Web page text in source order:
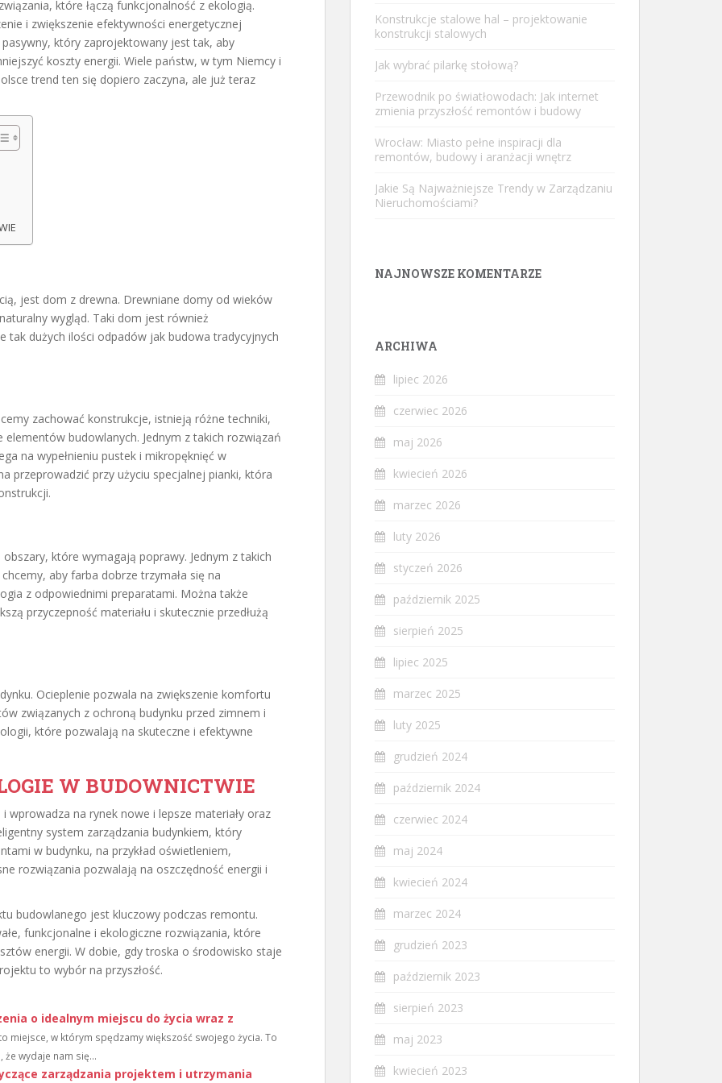
które łączą funkcjonalność z ekologią.
i zwiększenie efektywności energetycznej
który zaprojektowany jest tak, aby
koszty energii. Wiele państw, w tym Niemcy i
trend ten się dopiero zaczyna, ale już teraz
jest dom z drewna. Drewniane domy od wieków
wygląd. Taki dom jest również
tak dużych ilości odpadów jak budowa tradycyjnych
zachować konstrukcje, istnieją różne techniki,
budowlanych. Jednym z takich rozwiązań
na wypełnieniu pustek i mikropęknięć w
przeprowadzić przy użyciu specjalnej pianki, która
które wymagają poprawy. Jednym z takich
aby farba dobrze trzymała się na
z odpowiednimi preparatami. Można także
przyczepność materiału i skutecznie przedłużą
Ocieplenie pozwala na zwiększenie komfortu
związanych z ochroną budynku przed zimnem i
które pozwalają na skuteczne i efektywne
W BUDOWNICTWIE
na rynek nowe i lepsze materiały oraz
system zarządzania budynkiem, który
w budynku, na przykład oświetleniem,
rozwiązania pozwalają na oszczędność energii i
budowlanego jest kluczowy podczas remontu.
funkcjonalne i ekologiczne rozwiązania, które
energii. W dobie, gdy troska o środowisko staje
to wybór na przyszłość.
o idealnym miejscu do życia wraz z
miejsce, w którym spędzamy większość swojego życia. To
wydaje nam się...
zarządzania projektem i utrzymania
Konstrukcje stalowe hal – projektowanie
konstrukcji stalowych
Jak wybrać pilarkę stołową?
Przewodnik po światłowodach: Jak internet
zmienia przyszłość remontów i budowy
Wrocław: Miasto pełne inspiracji dla
remontów, budowy i aranżacji wnętrz
Jakie Są Najważniejsze Trendy w Zarządzaniu
Nieruchomościami?
NAJNOWSZE KOMENTARZE
ARCHIWA
lipiec 2026
czerwiec 2026
maj 2026
kwiecień 2026
marzec 2026
luty 2026
styczeń 2026
październik 2025
sierpień 2025
lipiec 2025
marzec 2025
luty 2025
grudzień 2024
październik 2024
czerwiec 2024
maj 2024
kwiecień 2024
marzec 2024
grudzień 2023
październik 2023
sierpień 2023
maj 2023
kwiecień 2023